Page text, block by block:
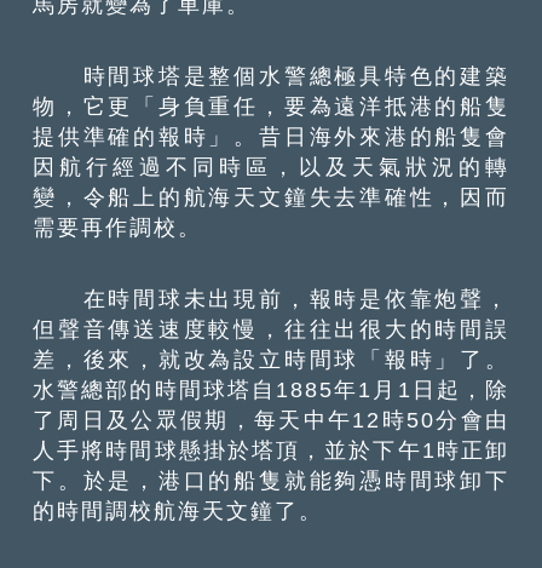
時間球塔是整個水警總極具特色的建築
物，它更「身負重任，要為遠洋抵港的船隻
提供準確的報時」。昔日海外來港的船隻會
因航行經過不同時區，以及天氣狀況的轉
變，令船上的航海天文鐘失去準確性，因而
需要再作調校。
在時間球未出現前，報時是依靠炮聲，
但聲音傳送速度較慢，往往出很大的時間誤
差，後來，就改為設立時間球「報時」了。
水警總部的時間球塔自1885年1月1日起，除
了周日及公眾假期，每天中午12時50分會由
人手將時間球懸掛於塔頂，並於下午1時正卸
下。於是，港口的船隻就能夠憑時間球卸下
的時間調校航海天文鐘了。